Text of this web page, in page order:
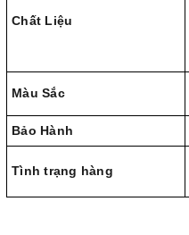
Chất Liệu
Màu Sắc
Bảo Hành
Tình trạng hàng